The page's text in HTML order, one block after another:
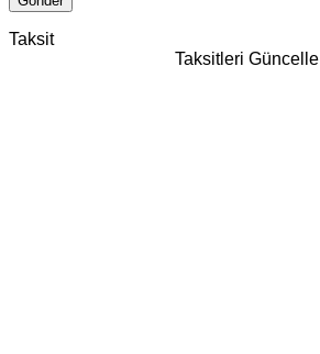
Taksit
Taksitleri Güncelle